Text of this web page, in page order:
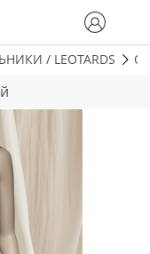
/ LEOTARDS